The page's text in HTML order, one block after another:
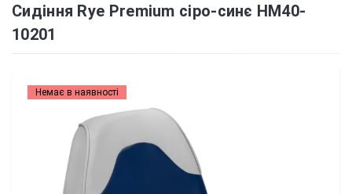
Сидіння Rye Premium сіро-синє HM40-
10201
Немає в наявності